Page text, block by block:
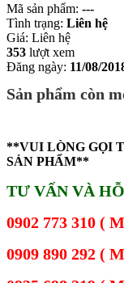
Mã sản phẩm: ---
Tình trạng: Liên hệ
Giá: Liên hệ
353 lượt xem
Đăng ngày: 11/08/
Sản phẩm còn
**VUI LÒNG GỌI
SẢN PHẨM**
TƯ VẤN VÀ
0902 773 310 (
0909 890 292 (